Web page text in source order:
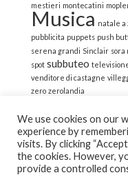
mestieri montecatini
Musica natale a
pubblicita puppets push
serena grandi Sinclair sora
spot subbuteo
venditore di castagne
zero zerolandia
© 2022 La Strana
We use cookies on our
experience by
visits. By clicking
the cookies. However,
provide a controlled